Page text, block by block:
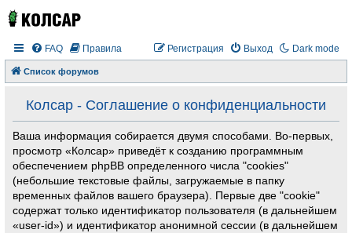
Dark mode
FAQ Правила Выход
Регистрация
Список форумов
Колсар - Соглашение о конфиденциальности
Ваша информация собирается двумя способами. Во-первых,
просмотр «Колсар» приведёт к созданию программным
обеспечением phpBB определенного числа "cookies"
(небольшие текстовые файлы, загружаемые в папку
временных файлов вашего браузера). Первые две "cookie"
содержат только идентификатор пользователя (в дальнейшем
«user-id») и идентификатор анонимной сессии (в дальнейшем